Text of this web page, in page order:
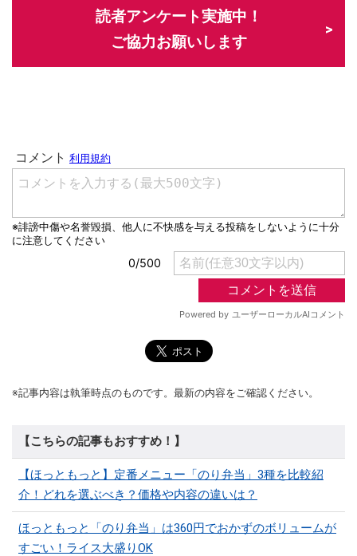
読者アンケート実施中！
ご協力お願いします
※記事内容は執筆時点のものです。最新の内容をご確認ください。
【こちらの記事もおすすめ！】
【ほっともっと】定番メニュー「のり弁当」3種を比較紹
介！どれを選ぶべき？価格や内容の違いは？
ほっともっと「のり弁当」は360円でおかずのボリュームが
すごい！ライス大盛りOK